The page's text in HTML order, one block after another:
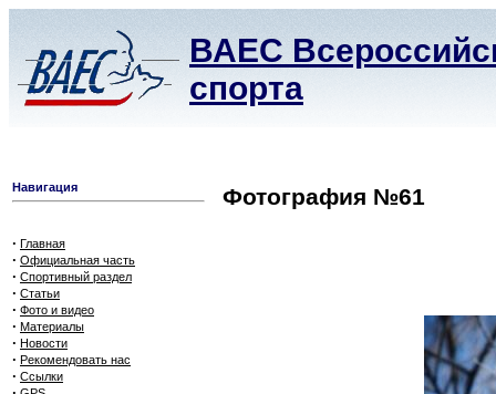
ВАЕС
спорта
Навигация
· Главная
· Официальная часть
· Спортивный раздел
· Статьи
· Фото и видео
· Материалы
· Новости
· Рекомендовать нас
· Ссылки
Фотография №61